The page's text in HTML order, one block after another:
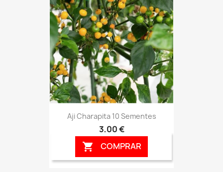
Aji Charapita 10 Sementes
3,00 €
 COMPRAR